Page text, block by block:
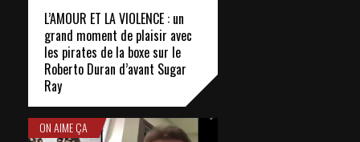
L’AMOUR ET LA VIOLENCE : un
grand moment de plaisir avec
les pirates de la boxe sur le
Roberto Duran d’avant Sugar
Ray
ON AIME ÇA